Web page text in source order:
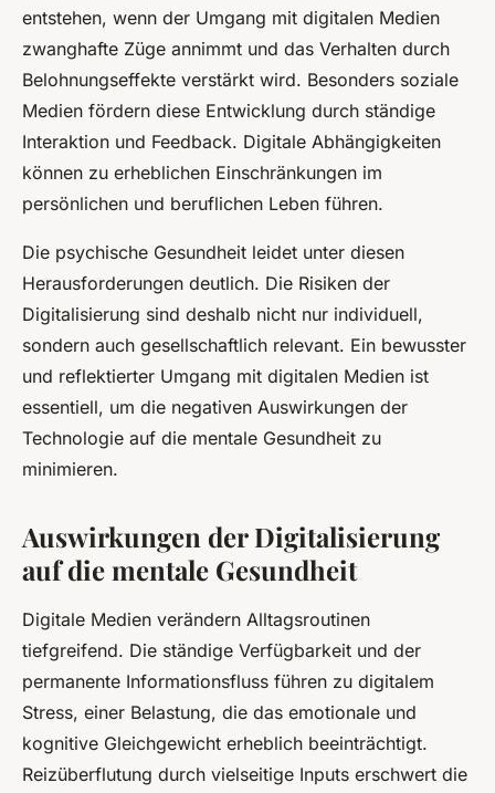
entstehen, wenn der Umgang mit digitalen Medien
zwanghafte Züge annimmt und das Verhalten durch
Belohnungseffekte verstärkt wird. Besonders soziale
Medien fördern diese Entwicklung durch ständige
Interaktion und Feedback. Digitale Abhängigkeiten
können zu erheblichen Einschränkungen im
persönlichen und beruflichen Leben führen.
Die psychische Gesundheit leidet unter diesen
Herausforderungen deutlich. Die Risiken der
Digitalisierung sind deshalb nicht nur individuell,
sondern auch gesellschaftlich relevant. Ein bewusster
und reflektierter Umgang mit digitalen Medien ist
essentiell, um die negativen Auswirkungen der
Technologie auf die mentale Gesundheit zu
minimieren.
Auswirkungen der Digitalisierung
auf die mentale Gesundheit
Digitale Medien verändern Alltagsroutinen
tiefgreifend. Die ständige Verfügbarkeit und der
permanente Informationsfluss führen zu digitalem
Stress, einer Belastung, die das emotionale und
kognitive Gleichgewicht erheblich beeinträchtigt.
Reizüberflutung durch vielseitige Inputs erschwert die